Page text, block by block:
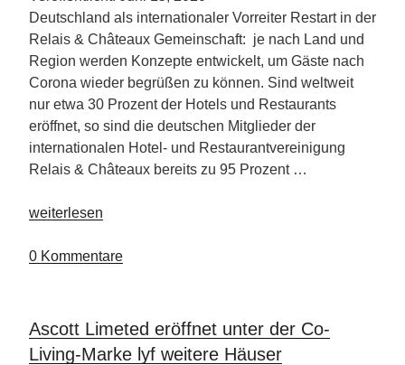
Deutschland als internationaler Vorreiter Restart in der
Relais & Châteaux Gemeinschaft: je nach Land und
Region werden Konzepte entwickelt, um Gäste nach
Corona wieder begrüßen zu können. Sind weltweit
nur etwa 30 Prozent der Hotels und Restaurants
eröffnet, so sind die deutschen Mitglieder der
internationalen Hotel- und Restaurantvereinigung
Relais & Châteaux bereits zu 95 Prozent …
„Relais
Châteaux
weltweit
an“
weiterlesen
0 Kommentare
Ascott Limeted eröffnet unter der Co-
Living-Marke lyf weitere Häuser